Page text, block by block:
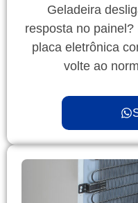
Geladeira
resposta no
placa eletrônica
volte ao